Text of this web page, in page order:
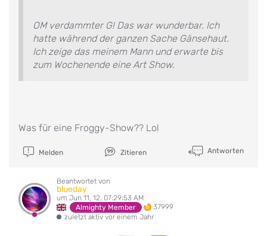
OM verdammter G! Das war wunderbar. Ich
hatte während der ganzen Sache Gänsehaut.
Ich zeige das meinem Mann und erwarte bis
zum Wochenende eine Art Show.
Was für eine Froggy-Show?? Lol
Melden Zitieren Antworten
Beantwortet von
blueday
um Jun 11, 12, 07:29:53 AM
Almighty Member
37999
zuletzt aktiv vor einem Jahr